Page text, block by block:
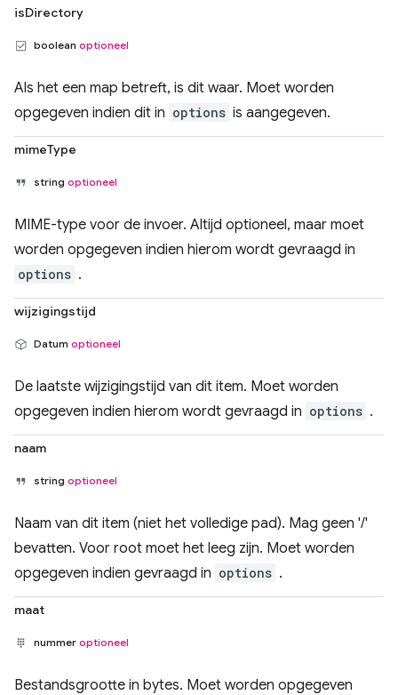
isDirectory
boolean optioneel
Als het een map betreft, is dit waar. Moet worden
opgegeven indien dit in options is aangegeven.
mimeType
string optioneel
MIME-type voor de invoer. Altijd optioneel, maar moet
worden opgegeven indien hierom wordt gevraagd in
options .
wijzigingstijd
Datum optioneel
De laatste wijzigingstijd van dit item. Moet worden
opgegeven indien hierom wordt gevraagd in options .
naam
string optioneel
Naam van dit item (niet het volledige pad). Mag geen '/'
bevatten. Voor root moet het leeg zijn. Moet worden
opgegeven indien gevraagd in options .
maat
nummer optioneel
Bestandsgrootte in bytes. Moet worden opgegeven